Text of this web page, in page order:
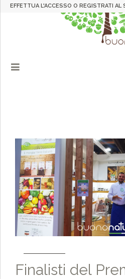
EFFETTUA L'ACCESSO O REGISTRATI AL
Finalisti del